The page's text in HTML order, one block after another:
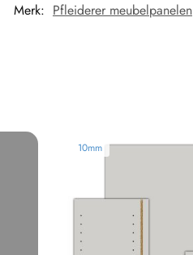
Merk: Pfleiderer meubelpanelen
10mm